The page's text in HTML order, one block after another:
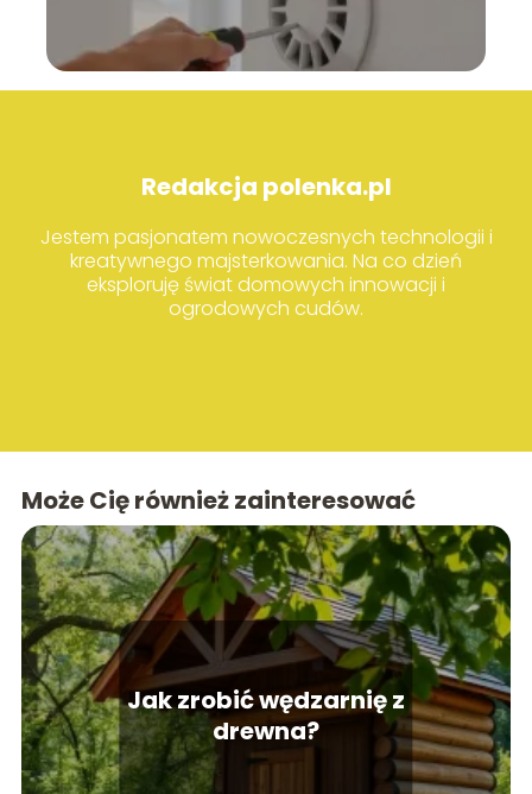
Redakcja polenka.pl
Jestem pasjonatem nowoczesnych technologii i
kreatywnego majsterkowania. Na co dzień
eksploruję świat domowych innowacji i
ogrodowych cudów.
Może Cię również zainteresować
Jak zrobić wędzarnię z
drewna?